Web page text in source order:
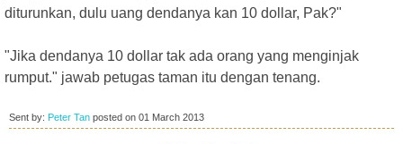
diturunkan, dulu uang dendanya kan 10 dollar, Pak?"
"Jika dendanya 10 dollar tak ada orang yang menginjak
rumput." jawab petugas taman itu dengan tenang.
Sent by: Peter Tan posted on 01 March 2013